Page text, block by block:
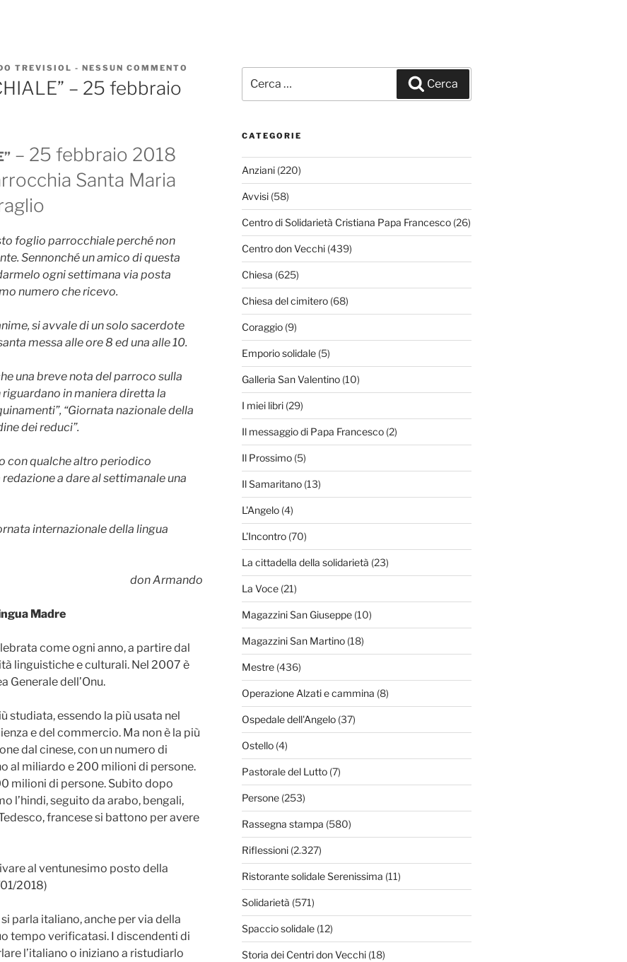
TREVISIOL - NESSUN COMMENTO
PARROCCHIALE”
– 25 febbraio
– 25 febbraio 2018
Santa Maria
foglio parrocchiale perché non
Sennonché un amico di questa
ogni settimana via posta
numero che ricevo.
si avvale di un solo sacerdote
messa alle ore 8 ed una alle 10.
una breve nota del parroco sulla
in maniera diretta la
“Giornata nazionale della
dei reduci”.
con qualche altro periodico
a dare al settimanale una
internazionale della lingua
don Armando
Madre
come ogni anno, a partire dal
linguistiche e culturali. Nel 2007 è
Generale dell’Onu.
studiata, essendo la più usata nel
e del commercio. Ma non è la più
dal cinese, con un numero di
al miliardo e 200 milioni di persone.
milioni di persone. Subito dopo
l’hindi, seguito da arabo, bengali,
francese si battono per avere
al ventunesimo posto della
2018)
parla italiano, anche per via della
tempo verificatasi. I discendenti di
l’italiano o iniziano a ristudiarlo
Cerca
CATEGORIE
Anziani(220)
Avvisi(58)
Centro di Solidarietà Cristiana Papa Francesco(26)
Centro don Vecchi(439)
Chiesa (625)
Chiesa del cimitero(68)
Coraggio(9)
Emporio solidale(5)
Galleria San Valentino(10)
I miei libri(29)
Il messaggio di Papa Francesco(2)
Il Prossimo(5)
Il Samaritano(13)
L'Angelo(4)
L'Incontro(70)
La cittadella della solidarietà (23)
La Voce(21)
Magazzini San Giuseppe(10)
Magazzini San Martino(18)
Mestre(436)
Operazione Alzati e cammina (8)
Ospedale dell'Angelo(37)
Ostello(4)
Pastorale del Lutto(7)
Persone(253)
Rassegna stampa (580)
Riflessioni(2.327)
Ristorante solidale Serenissima (11)
Solidarietà (571)
Spaccio solidale(12)
Storia dei Centri don Vecchi(18)